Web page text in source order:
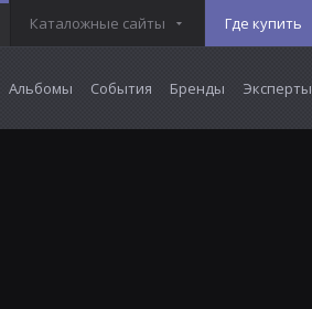
Каталожные сайты Где купить
Альбомы События Бренды Эксперты